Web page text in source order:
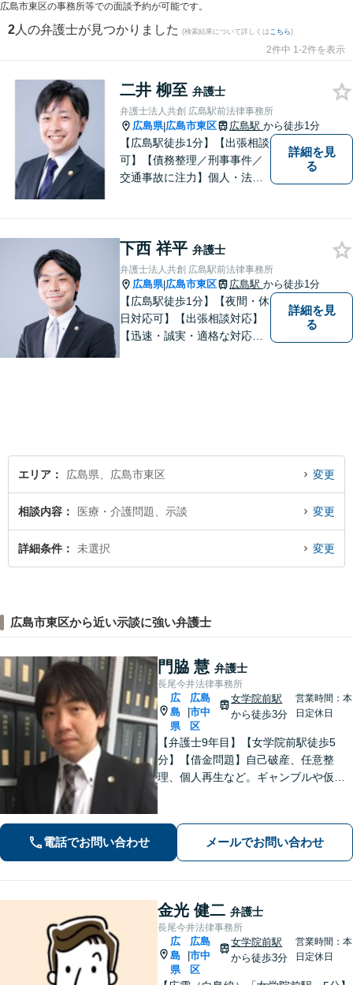
広島市東区の事務所等での面談予約が可能です。
2 人の弁護士が見つかりました (検索結果について詳しくは こちら)
2件中 1-2件を表示
二井 柳至 弁護士
弁護士法人共創 広島駅前法律事務所
広島県|広島市東区 広島駅 から徒歩1分
【広島駅徒歩1分】【出張相談
可】【債務整理／刑事事件／
交通事故に注力】個人・法人
の「平和」が実現できるよ
う、依頼者一人ひとりに寄り
添い、解決へ導きます。
詳細を見
る
下西 祥平 弁護士
弁護士法人共創 広島駅前法律事務所
広島県|広島市東区 広島駅 から徒歩1分
【広島駅徒歩1分】【夜間・休
日対応可】【出張相談対応】
【迅速・誠実・適格な対応】
詳細を見
る
エリア 広島県、広島市東区 変更
相談内容 医療・介護問題、示談 変更
詳細条件 未選択 変更
広島市東区から近い示談に強い弁護士
門脇 慧 弁護士
長尾今井法律事務所
広
島
県
広島
市中
区
女学院前駅
から徒歩3分
営業時間：本
日定休日
【弁護士9年目】【女学院前駅徒歩5
分】【借金問題】自己破産、任意整
理、個人再生など。ギャンブルや仮想
などご相談ください【夜間土日祝相談
可】【初回相談無料】【Zoom面談可】
電話でお問い合わせ メールでお問い合わせ
金光 健二 弁護士
長尾今井法律事務所
広
島
県
広島
市中
区
女学院前駅
から徒歩3分
営業時間：本
日定休日